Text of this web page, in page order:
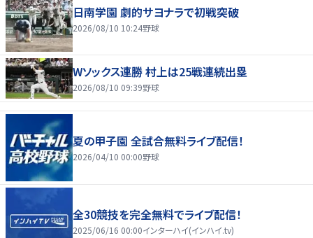
日南学園 劇的サヨナラで初戦突破
2026/08/10 10:24野球
Wソックス連勝 村上は25戦連続出塁
2026/08/10 09:39野球
夏の甲子園 全試合無料ライブ配信！
2026/04/10 00:00野球
全30競技を完全無料でライブ配信！
2025/06/16 00:00インターハイ(インハイ.tv)